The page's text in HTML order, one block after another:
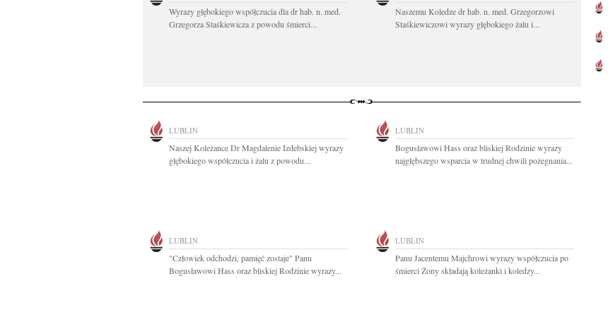
Wyrazy głębokiego współczucia dla dr hab. n. med.
Grzegorza Staśkiewicza z powodu śmierci...
Naszemu Koledze dr hab. n. med. Grzegorzowi
Staśkiewiczowi wyrazy głębokiego żalu i...
LUBLIN
Naszej Koleżance Dr Magdalenie Izdebskiej wyrazy
głębokiego współczucia i żalu z powodu...
LUBLIN
Bogusławowi Hass oraz bliskiej Rodzinie wyrazy
najgłębszego wsparcia w trudnej chwili pożegnania...
LUBLIN
"Człowiek odchodzi, pamięć zostaje" Panu
Bogusławowi Hass oraz bliskiej Rodzinie wyrazy...
LUBLIN
Panu Jacentemu Majchrowi wyrazy współczucia po
śmierci Żony składają koleżanki i koledzy...